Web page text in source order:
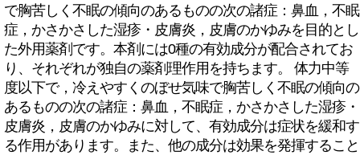
で胸苦しく不眠の傾向のあるものの次の諸症：鼻血，不眠
症，かさかさした湿疹・皮膚炎，皮膚のかゆみを目的とし
た外用薬剤です。本剤には0種の有効成分が配合されてお
り、それぞれが独自の薬剤理作用を持ちます。 体力中等
度以下で，冷えやすくのぼせ気味で胸苦しく不眠の傾向の
あるものの次の諸症：鼻血，不眠症，かさかさした湿疹・
皮膚炎，皮膚のかゆみに対して、有効成分は症状を緩和す
る作用があります。また、他の成分は効果を発揮すること